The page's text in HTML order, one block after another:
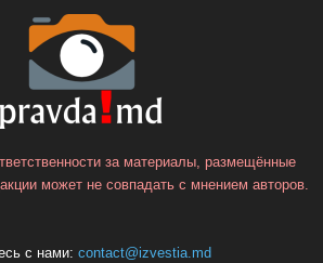
за материалы, размещённые
может не совпадать с мнением авторов.
с нами: contact@izvestia.md